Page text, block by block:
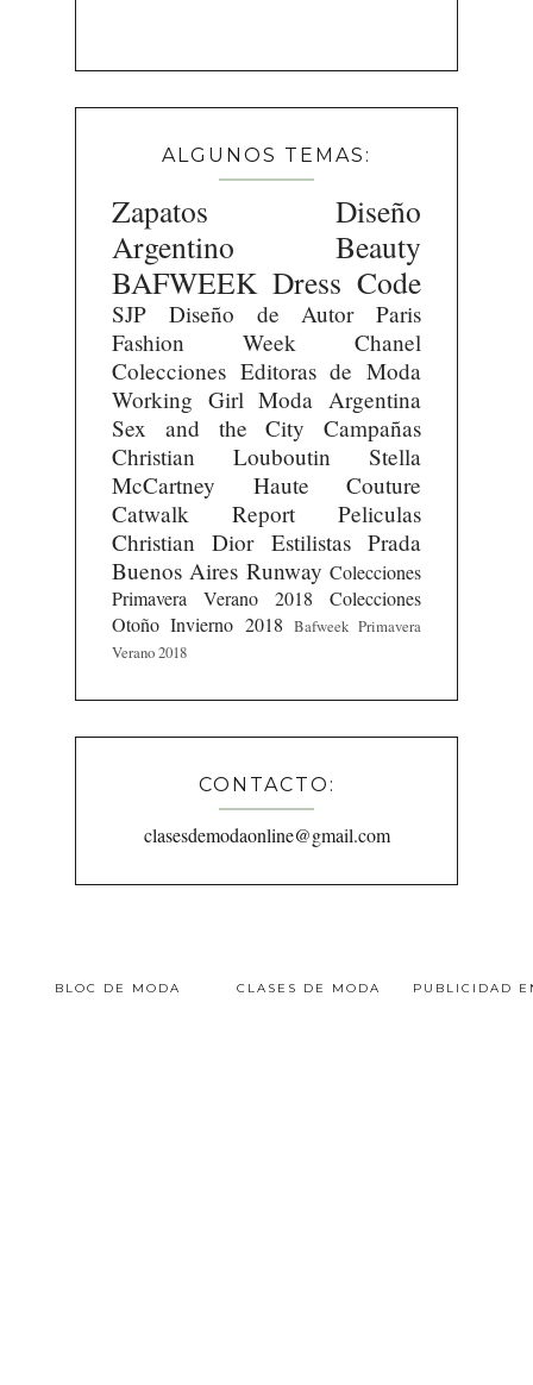
ALGUNOS TEMAS:
Zapatos
Diseño
Argentino
Beauty
BAFWEEK Dress Code
SJP Diseño de Autor
Paris
Fashion Week
Chanel
Colecciones Editoras de Moda
Working Girl Moda Argentina
Sex and the City
Campañas
Christian Louboutin
Stella
McCartney
Haute Couture
Catwalk Report
Peliculas
Christian Dior Estilistas Prada
Buenos Aires Runway Colecciones
Primavera Verano 2018
Colecciones
Otoño Invierno 2018 Bafweek Primavera
Verano 2018
CONTACTO:
clasesdemodaonline@gmail.com
BLOC DE MODA CLASES DE MODA PUBLICIDAD